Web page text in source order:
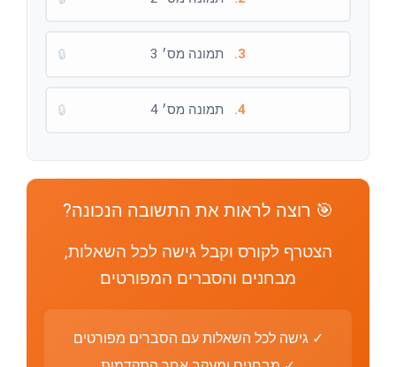
3. תמונה מס׳ 3 🔒
4. תמונה מס׳ 4 🔒
🎯 רוצה לראות את התשובה הנכונה?
הצטרף לקורס וקבל גישה לכל השאלות,
מבחנים והסברים המפורטים
✓ גישה לכל השאלות עם הסברים מפורטים